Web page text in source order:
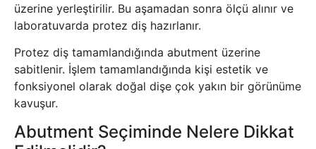
üzerine yerleştirilir. Bu aşamadan sonra ölçü alınır ve
laboratuvarda protez diş hazırlanır.
Protez diş tamamlandığında abutment üzerine
sabitlenir. İşlem tamamlandığında kişi estetik ve
fonksiyonel olarak doğal dişe çok yakın bir görünüme
kavuşur.
Abutment Seçiminde Nelere Dikkat